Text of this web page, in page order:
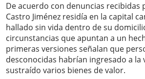
De acuerdo con denuncias recibidas
Castro Jiménez residía en la capital
hallado sin vida dentro de su
circunstancias que apuntan a un
primeras versiones señalan que
desconocidas habrían ingresado a la
sustraído varios bienes de valor.